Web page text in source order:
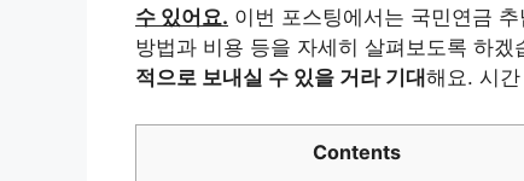
수 있어요. 이번 포스팅에서는 국민연금
방법과 비용 등을 자세히 살펴보도록 하
적으로 보내실 수 있을 거라 기대해요. 시
Contents